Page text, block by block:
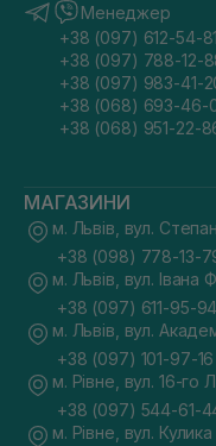
Менеджер
+38 (097) 612-54-81
+38 (097) 788-12-
+38 (097) 983-41-
+38 (068) 693-46-
+38 (068) 951-22-
МАГАЗИНИ
м. Львів, вул.
+38 (098) 778-13-
м. Львів, вул. Івана
+38 (097) 611-95-94
м. Львів, вул.
+38 (097) 101-97-16
м. Рівне, вул. 16-го
+38 (097) 544-61-
м. Рівне, вул.